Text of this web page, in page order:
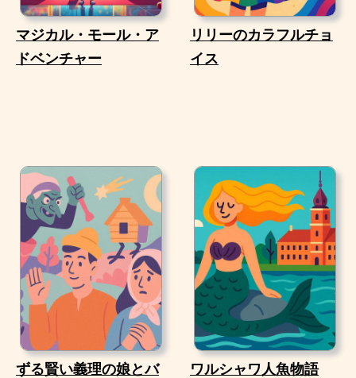
マジカル・モール・ア
ドベンチャー
リリーのカラフルチョ
イス
ずる賢い義理の娘とバ
ワルシャワ人魚物語